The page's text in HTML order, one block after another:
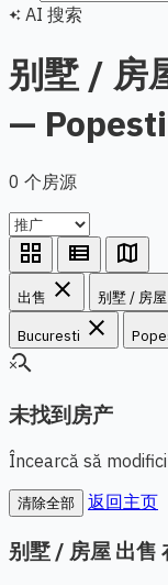
auto_awesome AI 搜索
别墅 / 房
—
0 个房源
grid_view view_list map
出售 close 别墅 / 房屋
Bucuresti close
search_off
未找到房产
Încearcă să
清除全部 返回主页
别墅 / 房屋 出售